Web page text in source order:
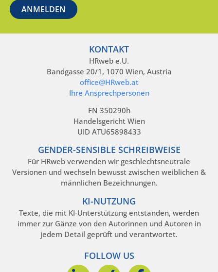
KONTAKT
HRweb e.U.
Bandgasse 20/1, 1070 Wien, Austria
office@HRweb.at
Ihre Ansprechpersonen
FN 350290h
Handelsgericht Wien
UID ATU65898433
GENDER-SENSIBLE SCHREIBWEISE
Für HRweb verwenden wir geschlechtsneutrale
Versionen und wechseln bewusst zwischen weiblichen &
männlichen Bezeichnungen.
KI-NUTZUNG
Texte, die mit KI-Unterstützung entstanden, werden
immer zur Gänze von den Autorinnen und Autoren in
jedem Detail geprüft und verantwortet.
FOLLOW US